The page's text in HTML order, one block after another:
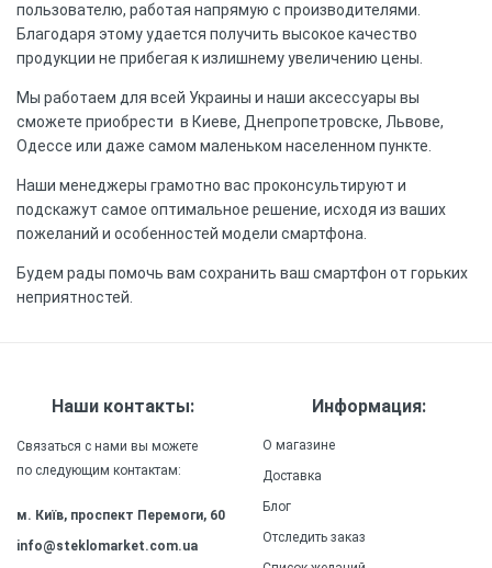
пользователю, работая напрямую с производителями.
Благодаря этому удается получить высокое качество
продукции не прибегая к излишнему увеличению цены.
Мы работаем для всей Украины и наши аксессуары вы
сможете приобрести в Киеве, Днепропетровске, Львове,
Одессе или даже самом маленьком населенном пункте.
Наши менеджеры грамотно вас проконсультируют и
подскажут самое оптимальное решение, исходя из ваших
пожеланий и особенностей модели смартфона.
Будем рады помочь вам сохранить ваш смартфон от горьких
неприятностей.
Наши контакты:
Связаться с нами вы можете
по следующим контактам:
м. Київ, проспект Перемоги, 60
info@steklomarket.com.ua
Информация:
О магазине
Доставка
Блог
Отследить заказ